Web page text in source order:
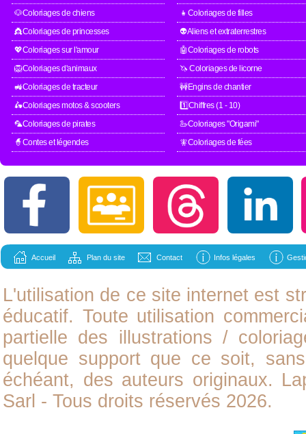
🐶Coloriages de chiens
👧Coloriages de filles
👸Coloriages de princesses
👽Aliens et extraterrestres
💖Coloriages sur l'amour
🤖Coloriages de robots
🦁Coloriages d'animaux
🦄 Coloriages de licorne
🚜Coloriages de tracteur
🚧Engins de chantier
🛵Coloriages motos & scooters
1️⃣Chiffres (1 - 10)
🦜Coloriages de pirates
🦢Coloriages "Origami"
🧙Contes et légendes
🧚Coloriages de fées
Accueil Plan du site Contact Infos légales
L'utilisation de ce site internet est
éducatif. Toute utilisation
partielle des illustrations /
quelque support que ce soit,
échéant, des auteurs originaux.
Sarl - Tous droits réservés 2026.